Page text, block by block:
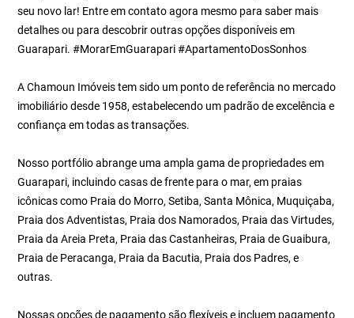
seu novo lar! Entre em contato agora mesmo para saber mais
detalhes ou para descobrir outras opções disponíveis em
Guarapari. #MorarEmGuarapari #ApartamentoDosSonhos
A Chamoun Imóveis tem sido um ponto de referência no mercado
imobiliário desde 1958, estabelecendo um padrão de excelência e
confiança em todas as transações.
Nosso portfólio abrange uma ampla gama de propriedades em
Guarapari, incluindo casas de frente para o mar, em praias
icônicas como Praia do Morro, Setiba, Santa Mônica, Muquiçaba,
Praia dos Adventistas, Praia dos Namorados, Praia das Virtudes,
Praia da Areia Preta, Praia das Castanheiras, Praia de Guaibura,
Praia de Peracanga, Praia da Bacutia, Praia dos Padres, e
outras.
Nossas opções de pagamento são flexíveis e incluem pagamento